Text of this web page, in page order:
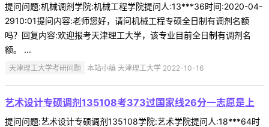
提问问题:机械调剂学院:机械工程学院提问人:13***36时间:2020-04-
2910:01提问内容:老师您好，请问机械工程专硕全日制有调剂名额
吗？回复内容:欢迎报考天津理工大学，该专业目前全日制有调剂名
额。 ...
天津理工大学考研问题 本站小编 天津理工大学 2022-10-16
艺术设计专硕调剂135108考373过国家线26分一志愿是上
提问问题:艺术设计专硕调剂135108学院:艺术学院提问人:18***64时